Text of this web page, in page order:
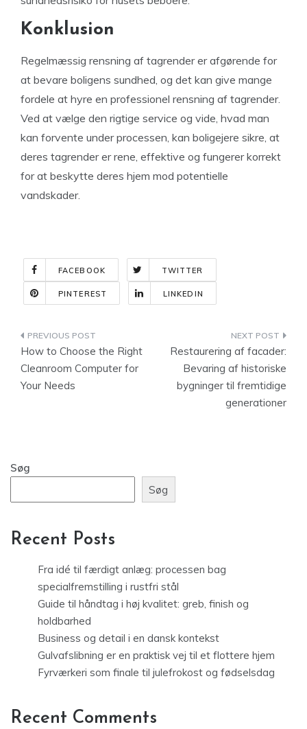
Konklusion
Regelmæssig rensning af tagrender er afgørende for
at bevare boligens sundhed, og det kan give mange
fordele at hyre en professionel rensning af tagrender.
Ved at vælge den rigtige service og vide, hvad man
kan forvente under processen, kan boligejere sikre, at
deres tagrender er rene, effektive og fungerer korrekt
for at beskytte deres hjem mod potentielle
vandskader.
FACEBOOK TWITTER
PINTEREST LINKEDIN
Indlægsnavigation
How to Choose the Right
Cleanroom Computer for
Your Needs
Restaurering af facader:
Bevaring af historiske
bygninger til fremtidige
generationer
Søg
Søg
Recent Posts
Fra idé til færdigt anlæg: processen bag
specialfremstilling i rustfri stål
Guide til håndtag i høj kvalitet: greb, finish og
holdbarhed
Business og detail i en dansk kontekst
Gulvafslibning er en praktisk vej til et flottere hjem
Fyrværkeri som finale til julefrokost og fødselsdag
Recent Comments